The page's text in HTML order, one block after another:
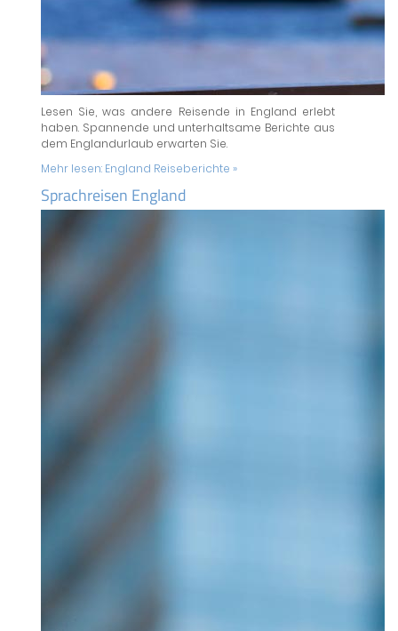
Lesen Sie, was andere Reisende in England erlebt
haben. Spannende und unterhaltsame Berichte aus
dem Englandurlaub erwarten Sie.
Mehr lesen: England Reiseberichte »
Sprachreisen England